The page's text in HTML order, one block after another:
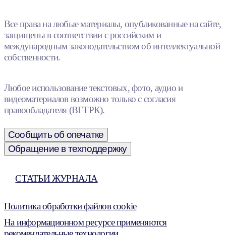
Все права на любые материалы, опубликованные на сайте,
защищены в соответствии с российским и
международным законодательством об интеллектуальной
собственности.
Любое использование текстовых, фото, аудио и
видеоматериалов возможно только с согласия
правообладателя (ВГТРК).
Сообщить об опечатке
Обращение в техподдержку
СТАТЬИ ЖУРНАЛА
Политика обработки файлов cookie
На информационном ресурсе применяются